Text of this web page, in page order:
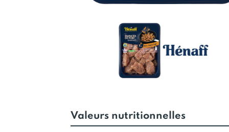
Valeurs nutritionnelles